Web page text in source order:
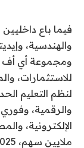
فيما باع
والهندسية،
ومجموعة أي أف
للاستثمارات،
لنظم التعليم
والرقمية،